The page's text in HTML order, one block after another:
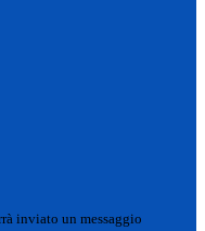
inviato un messaggio